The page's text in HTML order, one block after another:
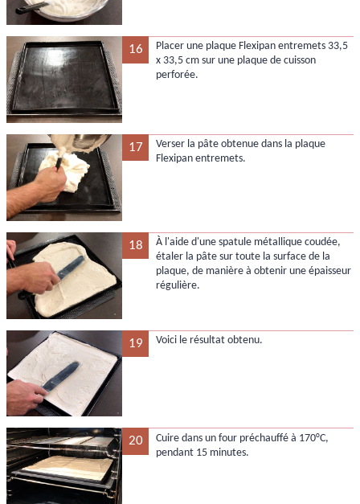
16
Placer une plaque Flexipan entremets 33,5
x 33,5 cm sur une plaque de cuisson
perforée.
17
Verser la pâte obtenue dans la plaque
Flexipan entremets.
18
À l'aide d'une spatule métallique coudée,
étaler la pâte sur toute la surface de la
plaque, de manière à obtenir une épaisseur
régulière.
19 Voici le résultat obtenu.
20
Cuire dans un four préchauffé à 170°C,
pendant 15 minutes.